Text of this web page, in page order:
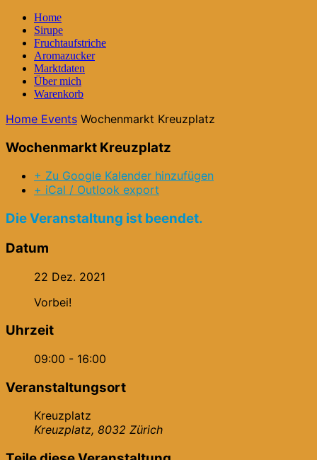
Home
Sirupe
Fruchtaufstriche
Aromazucker
Marktdaten
Über mich
Warenkorb
Home Events Wochenmarkt Kreuzplatz
Wochenmarkt Kreuzplatz
+ Zu Google Kalender hinzufügen
+ iCal / Outlook export
Die Veranstaltung ist beendet.
Datum
22 Dez. 2021
Vorbei!
Uhrzeit
09:00 - 16:00
Veranstaltungsort
Kreuzplatz
Kreuzplatz, 8032 Zürich